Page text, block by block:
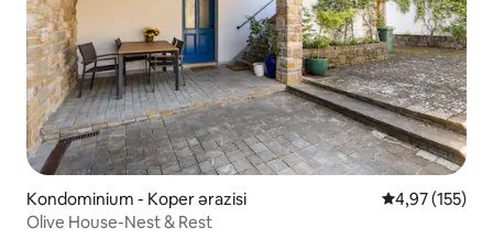
Kondominium - Koper ərazisi Ortalama
4,97 (155)
Olive House-Nest & Rest